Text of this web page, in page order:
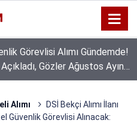
Görevlisi Alımı Gündemde!
Gözler Ağustos Ayına
Alımı
DSİ Bekçi Alımı İlanı
Güvenlik Görevlisi Alınacak: